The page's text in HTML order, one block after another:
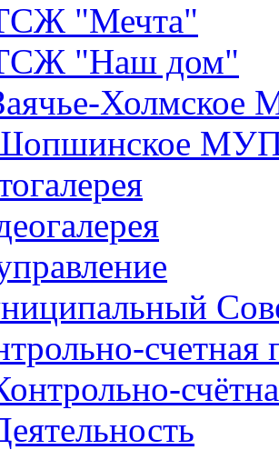
"Мечта"
"Наш дом"
счетная